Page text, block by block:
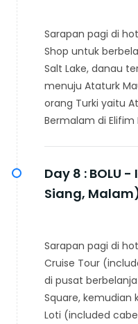
Sarapan pagi di
Shop untuk
Salt Lake, danau
menuju Ataturk
orang Turki yaitu
Bermalam di
Day 8 : BOLU -
Siang,
Sarapan pagi di
Cruise Tour
di pusat
Square, kemudian
Loti (included